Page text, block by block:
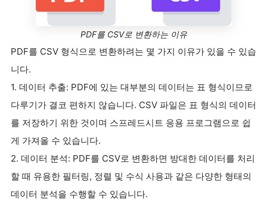
PDF를 CSV로 변환하는 이유
PDF를 CSV 형식으로 변환하려는 몇 가지 이유가 있을 수 있습
니다.
1. 데이터 추출: PDF에 있는 대부분의 데이터는 표 형식이므로
다루기가 결코 편하지 않습니다. CSV 파일은 표 형식의 데이터
를 저장하기 위한 것이며 스프레드시트 응용 프로그램으로 쉽
게 가져올 수 있습니다.
2. 데이터 분석: PDF를 CSV로 변환하면 방대한 데이터를 처리
할 때 유용한 필터링, 정렬 및 수식 사용과 같은 다양한 형태의
데이터 분석을 수행할 수 있습니다.